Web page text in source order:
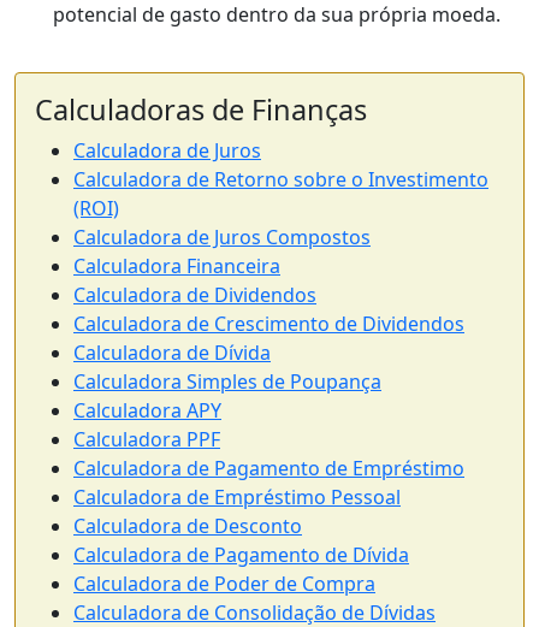
potencial de gasto dentro da sua própria moeda.
Calculadoras de Finanças
Calculadora de Juros
Calculadora de Retorno sobre o Investimento
(ROI)
Calculadora de Juros Compostos
Calculadora Financeira
Calculadora de Dividendos
Calculadora de Crescimento de Dividendos
Calculadora de Dívida
Calculadora Simples de Poupança
Calculadora APY
Calculadora PPF
Calculadora de Pagamento de Empréstimo
Calculadora de Empréstimo Pessoal
Calculadora de Desconto
Calculadora de Pagamento de Dívida
Calculadora de Poder de Compra
Calculadora de Consolidação de Dívidas